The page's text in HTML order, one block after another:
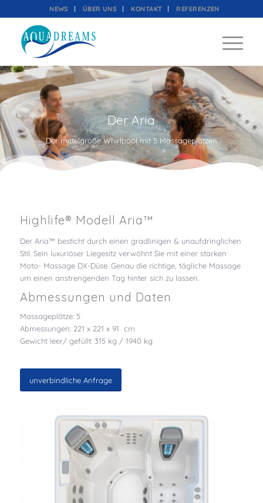
NEWS ÜBER UNS KONTAKT REFERENZEN
Der Aria
Der mittelgroße Whirlpool mit 5 Massageplätzen
Highlife® Modell Aria™
Der Aria™ besticht durch einen gradlinigen & unaufdringlichen
Stil. Sein luxuriöser Liegesitz verwöhnt Sie mit einer starken
Moto- Massage DX-Düse. Genau die richtige, tägliche Massage
um einen anstrengenden Tag hinter sich zu lassen.
Abmessungen und Daten
Massageplätze: 5
Abmessungen: 221 x 221 x 91 cm
Gewicht leer/ gefüllt: 315 kg / 1940 kg
unverbindliche Anfrage